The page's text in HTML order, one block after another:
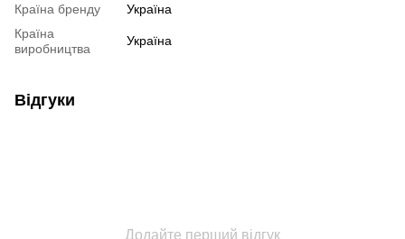
Країна бренду
Україна
Країна
виробництва
Україна
Відгуки
Додайте перший відгук